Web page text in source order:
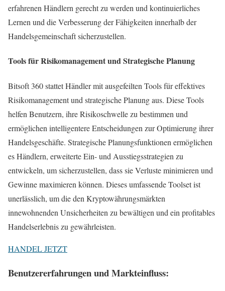
erfahrenen Händlern gerecht zu werden und kontinuierliches
Lernen und die Verbesserung der Fähigkeiten innerhalb der
Handelsgemeinschaft sicherzustellen.
Tools für Risikomanagement und Strategische Planung
Bitsoft 360 stattet Händler mit ausgefeilten Tools für effektives
Risikomanagement und strategische Planung aus. Diese Tools
helfen Benutzern, ihre Risikoschwelle zu bestimmen und
ermöglichen intelligentere Entscheidungen zur Optimierung ihrer
Handelsgeschäfte. Strategische Planungsfunktionen ermöglichen
es Händlern, erweiterte Ein- und Ausstiegsstrategien zu
entwickeln, um sicherzustellen, dass sie Verluste minimieren und
Gewinne maximieren können. Dieses umfassende Toolset ist
unerlässlich, um die den Kryptowährungsmärkten
innewohnenden Unsicherheiten zu bewältigen und ein profitables
Handelserlebnis zu gewährleisten.
HANDEL JETZT
Benutzererfahrungen und Markteinfluss: